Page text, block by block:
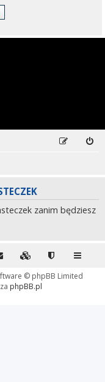
zanim będziesz
© phpBB Limited
phpBB.pl